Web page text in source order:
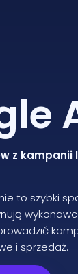
z
to szybki
i sprzedaż.